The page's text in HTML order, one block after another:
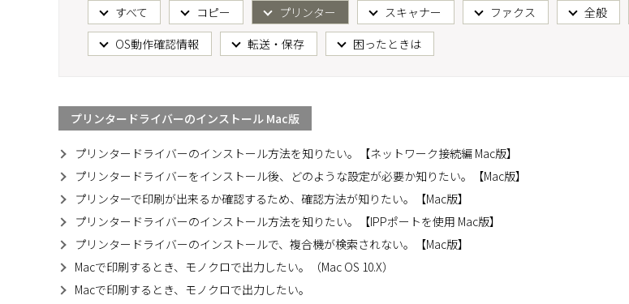
すべて コピー プリンター スキャナー ファクス 全般
OS動作確認情報
転送・保存 困ったときは
プリンタードライバーのインストール Mac版
プリンタードライバーのインストール方法を知りたい。【ネットワーク接続編 Mac版】
プリンタードライバーをインストール後、どのような設定が必要か知りたい。【Mac版】
プリンターで印刷が出来るか確認するため、確認方法が知りたい。【Mac版】
プリンタードライバーのインストール方法を知りたい。【IPPポートを使用 Mac版】
プリンタードライバーのインストールで、複合機が検索されない。【Mac版】
Macで印刷するとき、モノクロで出力したい。（Mac OS 10.X）
Macで印刷するとき、モノクロで出力したい。